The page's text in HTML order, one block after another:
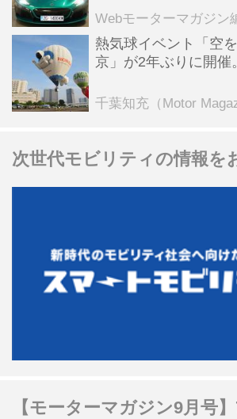
全版／115】
Webモーターマガジン
熱気球イベント「空
京」が2年ぶりに開催
ンテンツも
千葉知充（Motor
次世代モビリティの情報を
【モーターマガジン9月号